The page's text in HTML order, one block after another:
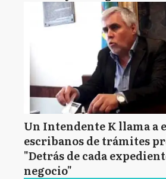
Un Intendente K llama a
escribanos de trámites
"Detrás de cada
negocio"